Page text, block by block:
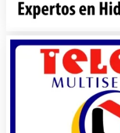
Autopartes
Avaluos
Balnearios
Bancos